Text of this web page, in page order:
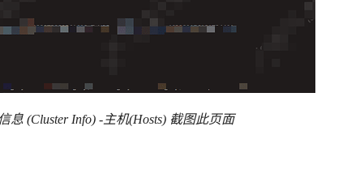
息 (Cluster Info) -主机(Hosts) 截图此页面